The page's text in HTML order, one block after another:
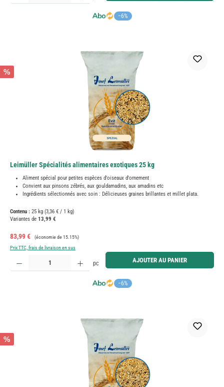
−6%
%
Leimüller Spécialités alimentaires exotiques 25 kg
Aliment spécial pour petites espèces d'oiseaux d'ornement
Convient aux pinsons zébrés, aux gouldamadins, aux amadins etc
Ingrédients sélectionnés avec soin : Délicieuses graines brillantes et millet plata.
Contenu : 25 kg (3,36 € / 1 kg)
Variantes de 13,99 €
Prix de vente :
83,99 € Prix régulier :
(économie de 15.15%)
Prix TTC, frais de livraison en sus
−6%
Quantité de produit : Entrez la quantité souhaitée ou utilisez les boutons pour augmenter ou
pc AJOUTER AU PANIER
%